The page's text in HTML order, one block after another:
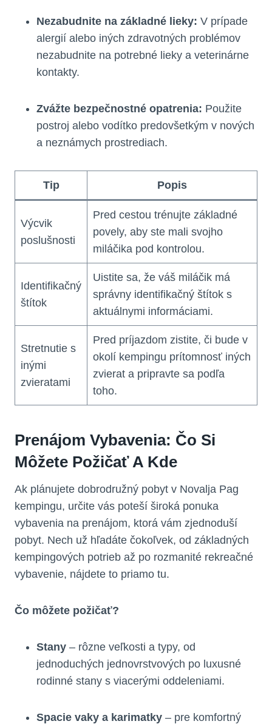
Nezabudnite na základné lieky: V prípade
alergií alebo iných zdravotných problémov
nezabudnite na potrebné lieky a veterinárne
kontakty.
Zvážte bezpečnostné opatrenia: Použite
postroj alebo vodítko predovšetkým v nových
a neznámych prostrediach.
Tip Popis
Výcvik
poslušnosti
Pred cestou trénujte základné
povely, aby ste mali svojho
miláčika pod kontrolou.
Identifikačný
štítok
Uistite sa, že váš miláčik má
správny identifikačný štítok s
aktuálnymi informáciami.
Stretnutie s
inými
zvieratami
Pred príjazdom zistite, či bude v
okolí kempingu prítomnosť iných
zvierat a pripravte sa podľa
toho.
Prenájom Vybavenia: Čo Si
Môžete Požičať A Kde
Ak plánujete dobrodružný pobyt v Novalja Pag
kempingu, určite vás poteší široká ponuka
vybavenia na prenájom, ktorá vám zjednoduší
pobyt. Nech už hľadáte čokoľvek, od základných
kempingových potrieb až po rozmanité rekreačné
vybavenie, nájdete to priamo tu.
Čo môžete požičať?
Stany – rôzne veľkosti a typy, od
jednoduchých jednovrstvových po luxusné
rodinné stany s viacerými oddeleniami.
Spacie vaky a karimatky – pre komfortný